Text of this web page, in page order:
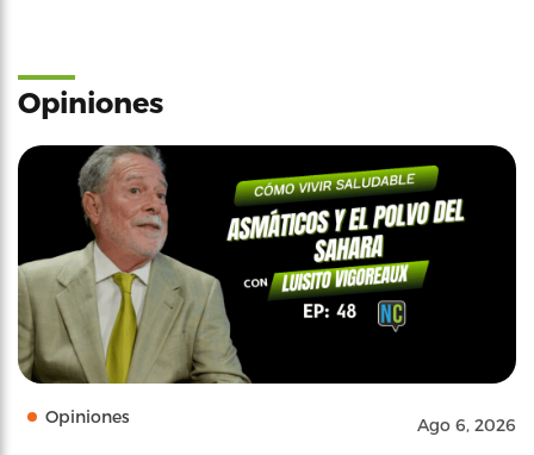
Opiniones
Opiniones Ago 6, 2026